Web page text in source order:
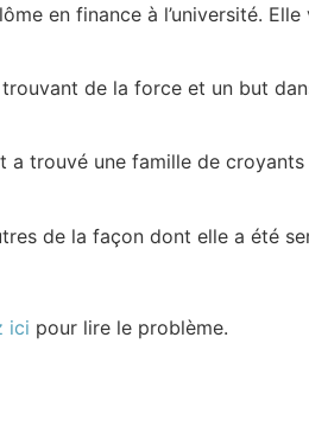
en finance à l’université.
de la force et un but
a trouvé une famille de croyants
de la façon dont elle a été
ici pour lire le problème.